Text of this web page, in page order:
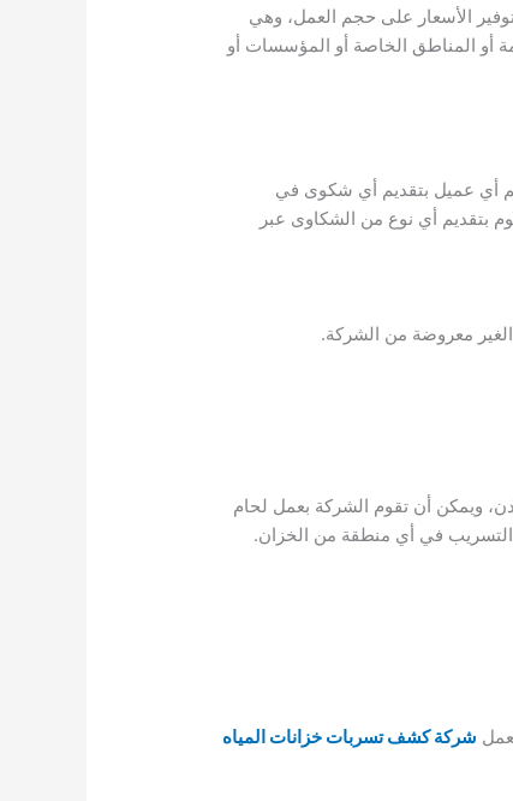
الأسعار على حجم العمل، وهي
أو المناطق الخاصة أو المؤسسات أو
أي عميل بتقديم أي شكوى في
بتقديم أي نوع من الشكاوى عبر
معروضة من الشركة.
ويمكن أن تقوم الشركة بعمل لحام
التسريب في أي منطقة من الخزان.
شركة كشف تسربات خزانات المياه